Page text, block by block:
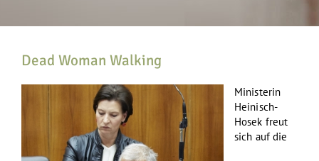
Dead Woman Walking
Ministerin
Heinisch-
Hosek freut
sich auf die